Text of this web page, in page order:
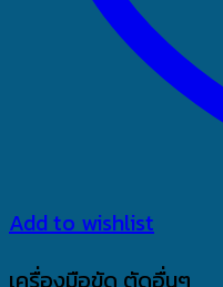
Add to wishlist